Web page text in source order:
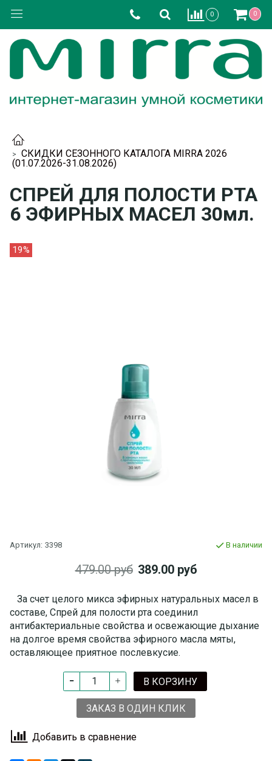
0 0
СКИДКИ СЕЗОННОГО КАТАЛОГА MIRRA 2026
(01.07.2026-31.08.2026)
СПРЕЙ ДЛЯ ПОЛОСТИ РТА
6 ЭФИРНЫХ МАСЕЛ 30мл.
19%
Артикул: 3398 В наличии
479.00 руб 389.00 руб
За счет целого микса эфирных натуральных масел в
составе, Спрей для полости рта соединил
антибактериальные свойства и освежающие дыхание
на долгое время свойства эфирного масла мяты,
оставляющее приятное послевкусие.
В КОРЗИНУ
ЗАКАЗ В ОДИН КЛИК
Добавить в сравнение